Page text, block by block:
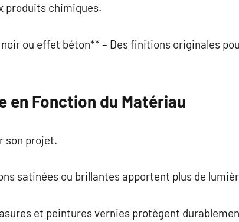
produits chimiques.
ou effet béton** – Des finitions originales
en Fonction du Matériau
son projet.
satinées ou brillantes apportent plus de
et peintures vernies protègent